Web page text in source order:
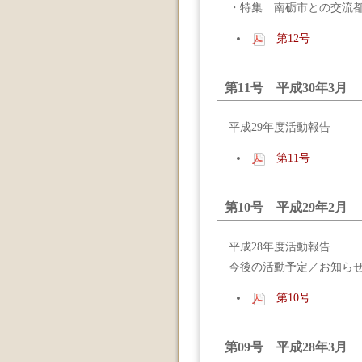
・特集 南砺市との交流
第12号
第11号 平成30年3月
平成29年度活動報告
第11号
第10号 平成29年2月
平成28年度活動報告
今後の活動予定／お知ら
第10号
第09号 平成28年3月